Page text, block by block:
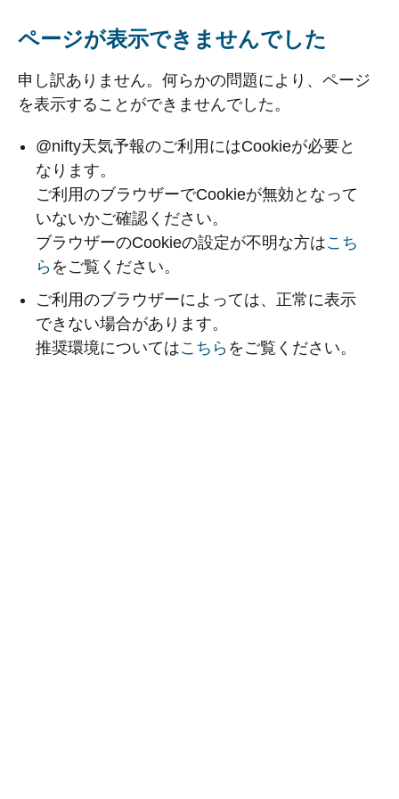
ページが表示できませんでした
申し訳ありません。何らかの問題により、ページ
を表示することができませんでした。
@nifty天気予報のご利用にはCookieが必要と
なります。
ご利用のブラウザーでCookieが無効となって
いないかご確認ください。
ブラウザーのCookieの設定が不明な方はこち
ら をご覧ください。
ご利用のブラウザーによっては、正常に表示
できない場合があります。
推奨環境についてはこちら をご覧ください。